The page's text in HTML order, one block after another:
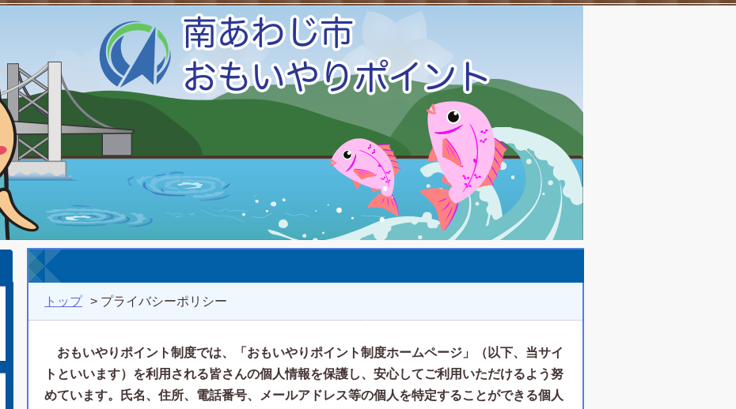
トップ > プライバシーポリシー
おもいやりポイント制度では、「おもいやりポイント制度ホームページ」（以下、当サイ
トといいます）を利用される皆さんの個人情報を保護し、安心してご利用いただけるよう努
めています。氏名、住所、電話番号、メールアドレス等の個人を特定することができる個人